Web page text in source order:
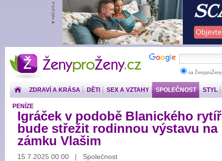
ŽenyproŽeny.cz
na
ZDRAVÍ A KRÁSA DĚTI SEX A VZTAHY SPOLEČNOST STYL
PENÍZE
Igráček v podobě Blanického
bude střežit rodinnou výstavu na
zámku Vlašim
15.7.2025 00:00 | Společnost